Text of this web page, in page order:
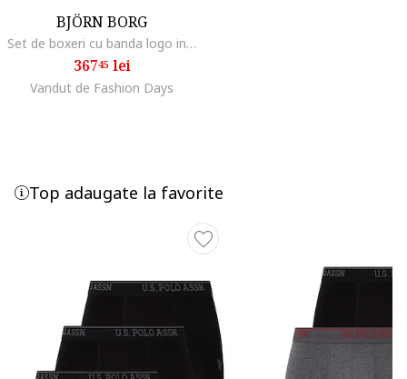
BJÖRN BORG
Set de boxeri cu banda logo in talie - 5 perechi, Negru
36745lei
Vandut de Fashion Days
Top adaugate la favorite